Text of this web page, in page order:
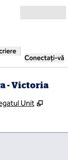
Conectați-vă
- Victoria
Unit ,